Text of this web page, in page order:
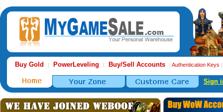
Buy Gold | PowerLeveling | Buy/Sell Accounts | Authentication Keys
Sign